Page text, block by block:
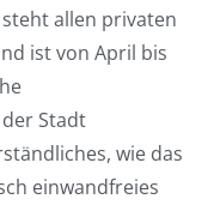
allen privaten
ist von April bis
Stadt
wie das
einwandfreies